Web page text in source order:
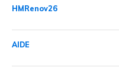
HMRenov26
AIDE